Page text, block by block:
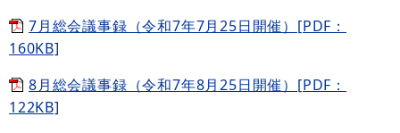
7月総会議事録（令和7年7月25日開催）[PDF：
160KB]
8月総会議事録（令和7年8月25日開催）[PDF：
122KB]